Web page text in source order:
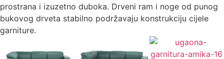
prostrana i izuzetno duboka. Drveni ram i noge od punog
bukovog drveta stabilno podržavaju konstrukciju cijele
garniture.